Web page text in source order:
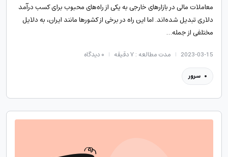
معاملات مالی در بازارهای خارجی به یکی از راه‌های محبوب برای کسب درآمد
دلاری تبدیل شده‌اند. اما این راه در برخی از کشورها مانند ایران، به دلایل
مختلفی از جمله…
2023-03-15 مدت مطالعه : ۷ دقیقه ۰دیدگاه
سرور